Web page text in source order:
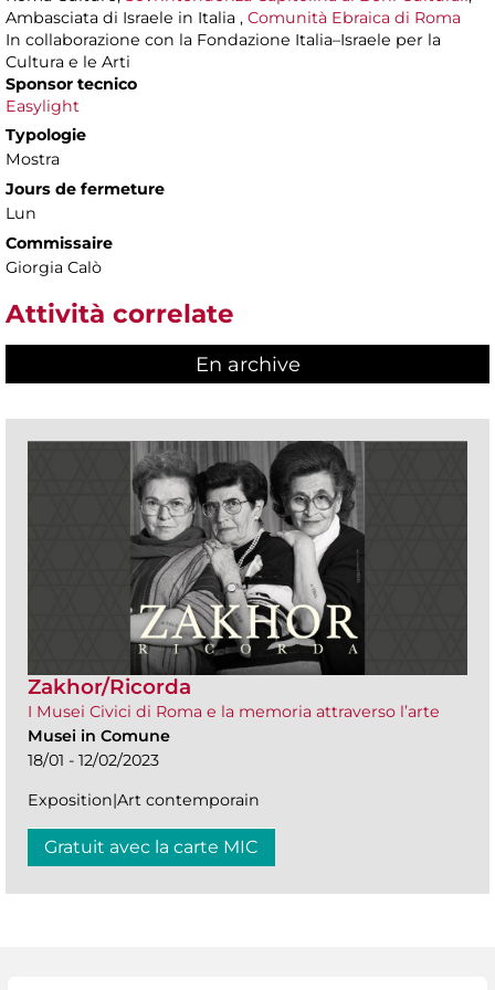
Ambasciata di Israele in Italia , Comunità Ebraica di Roma
In collaborazione con la Fondazione Italia–Israele per la
Cultura e le Arti
Sponsor tecnico
Easylight
Typologie
Mostra
Jours de fermeture
Lun
Commissaire
Giorgia Calò
Attività correlate
En archive
Zakhor/Ricorda
I Musei Civici di Roma e la memoria attraverso l’arte
Musei in Comune
18/01 - 12/02/2023
Exposition|Art contemporain
Gratuit avec la carte MIC